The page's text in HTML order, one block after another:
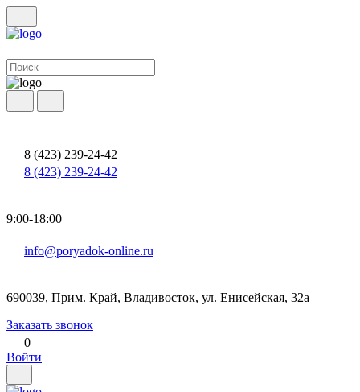
8 (423) 239-24-42
8 (423) 239-24-42
9:00-18:00
info@poryadok-online.ru
690039, Прим. Край, Владивосток, ул. Енисейская, 32а
Заказать звонок
0
Войти